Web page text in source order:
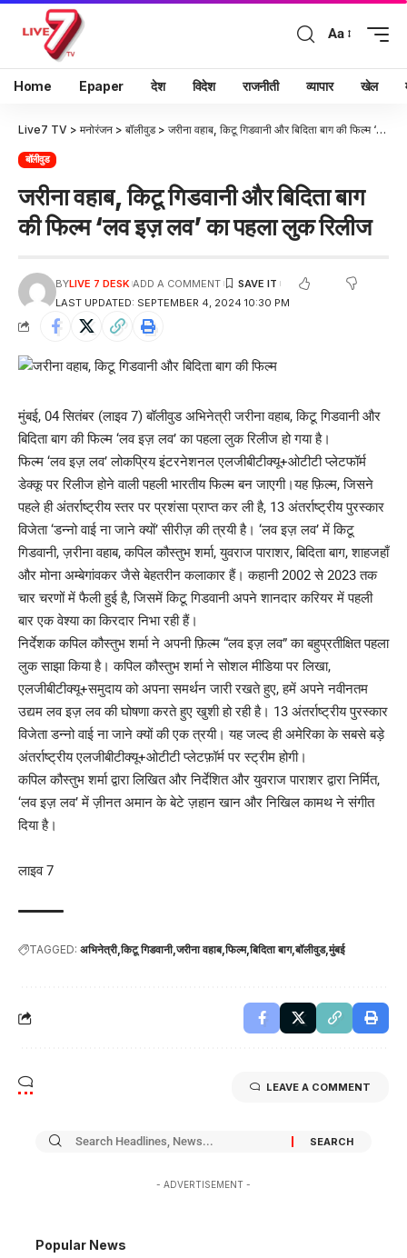
Aa
Home Epaper देश विदेश राजनीती व्यापार खेल
Live7 TV > मनोरंजन > बॉलीवुड> जरीना वहाब, किटू गिडवानी और बिदिता बाग की फिल्म ‘लव इज़ लव’ का पहला लुक रिलीज
बॉलीवुड
जरीना वहाब, किटू गिडवानी और बिदिता बाग
की फिल्म ‘लव इज़ लव’ का पहला लुक रिलीज
LAST UPDATED: SEPTEMBER 4, 2024 10:30 PM
BYLIVE 7 DESK ADD A COMMENT
मुंबई, 04 सितंबर (लाइव 7) बॉलीवुड अभिनेत्री जरीना वहाब, किटू गिडवानी और
बिदिता बाग की फिल्म ‘लव इज़ लव’ का पहला लुक रिलीज हो गया है।
फिल्म ‘लव इज़ लव’ लोकप्रिय इंटरनेशनल एलजीबीटीक्यू+ओटीटी प्लेटफॉर्म
डेक्कू पर रिलीज होने वाली पहली भारतीय फिल्म बन जाएगी।यह फ़िल्म, जिसने
पहले ही अंतर्राष्ट्रीय स्तर पर प्रशंसा प्राप्त कर ली है, 13 अंतर्राष्ट्रीय पुरस्कार
विजेता ‘डन्नो वाई ना जाने क्यों’ सीरीज़ की त्रयी है। ‘लव इज़ लव’ में किटू
गिडवानी, ज़रीना वहाब, कपिल कौस्तुभ शर्मा, युवराज पाराशर, बिदिता बाग, शाहजहाँ
और मोना अम्बेगांवकर जैसे बेहतरीन कलाकार हैं। कहानी 2002 से 2023 तक
चार चरणों में फैली हुई है, जिसमें किटू गिडवानी अपने शानदार करियर में पहली
बार एक वेश्या का किरदार निभा रही हैं।
निर्देशक कपिल कौस्तुभ शर्मा ने अपनी फ़िल्म “लव इज़ लव” का बहुप्रतीक्षित पहला
लुक साझा किया है। कपिल कौस्तुभ शर्मा ने सोशल मीडिया पर लिखा,
एलजीबीटीक्यू+समुदाय को अपना समर्थन जारी रखते हुए, हमें अपने नवीनतम
उद्यम लव इज़ लव की घोषणा करते हुए खुशी हो रही है। 13 अंतर्राष्ट्रीय पुरस्कार
विजेता डन्नो वाई ना जाने क्यों की एक त्रयी। यह जल्द ही अमेरिका के सबसे बड़े
अंतर्राष्ट्रीय एलजीबीटीक्यू+ओटीटी प्लेटफ़ॉर्म पर स्ट्रीम होगी।
कपिल कौस्तुभ शर्मा द्वारा लिखित और निर्देशित और युवराज पाराशर द्वारा निर्मित,
‘लव इज़ लव’ में ज़ीनत अमान के बेटे ज़हान खान और निखिल कामथ ने संगीत
दिया है।
लाइव 7
TAGGED: अभिनेत्री किटू गिडवानी जरीना वहाब फिल्म बिदिता बाग बॉलीवुड मुंबई
LEAVE A COMMENT
- ADVERTISEMENT -
Popular News